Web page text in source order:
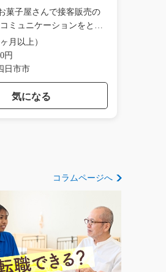
菓子屋さんで接客販売の
ミュニケーションをと
月以上）
円
日市市
気になる
コラムページへ